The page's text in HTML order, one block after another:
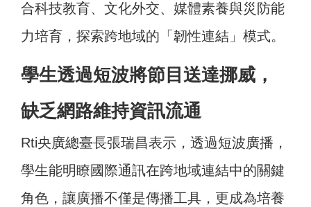
合科技教育、文化外交、媒體素養與災防能
力培育，探索跨地域的「韌性連結」模式。
學生透過短波將節目送達挪威，
缺乏網路維持資訊流通
Rti央廣總臺長張瑞昌表示，透過短波廣播，
學生能明瞭國際通訊在跨地域連結中的關鍵
角色，讓廣播不僅是傳播工具，更成為培養